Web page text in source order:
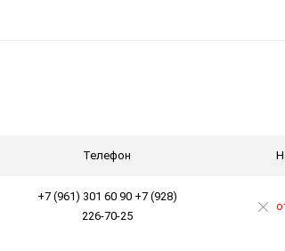
Телефон
+7 (961) 301 60 90 +7 (928)
226-70-25